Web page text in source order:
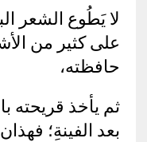
لا يَطُوع الشعر
على كثير من
حافظته،
ثم يأخذ قريحته
بعد الفينةِ؛